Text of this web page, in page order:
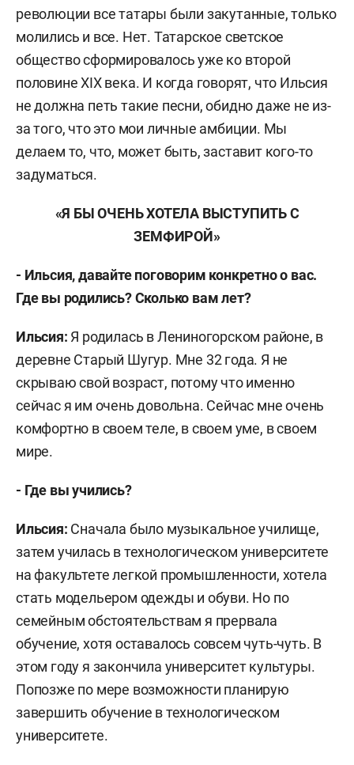
революции все татары были закутанные, только
молились и все. Нет. Татарское светское
общество сформировалось уже ко второй
половине XIX века. И когда говорят, что Ильсия
не должна петь такие песни, обидно даже не из-
за того, что это мои личные амбиции. Мы
делаем то, что, может быть, заставит кого-то
задуматься.
«Я БЫ ОЧЕНЬ ХОТЕЛА ВЫСТУПИТЬ С
ЗЕМФИРОЙ»
- Ильсия, давайте поговорим конкретно о вас.
Где вы родились? Сколько вам лет?
Ильсия: Я родилась в Лениногорском районе, в
деревне Старый Шугур. Мне 32 года. Я не
скрываю свой возраст, потому что именно
сейчас я им очень довольна. Сейчас мне очень
комфортно в своем теле, в своем уме, в своем
мире.
- Где вы учились?
Ильсия: Сначала было музыкальное училище,
затем училась в технологическом университете
на факультете легкой промышленности, хотела
стать модельером одежды и обуви. Но по
семейным обстоятельствам я прервала
обучение, хотя оставалось совсем чуть-чуть. В
этом году я закончила университет культуры.
Попозже по мере возможности планирую
завершить обучение в технологическом
университете.